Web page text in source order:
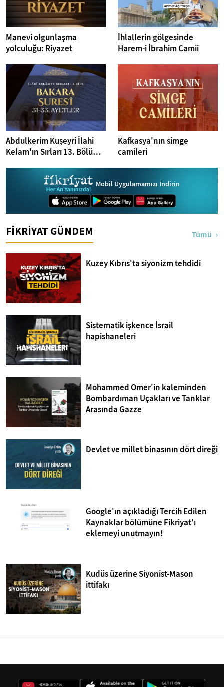
Manevi olgunlaşma
yolculuğu: Riyazet
İhlallerin gölgesinde
Harem-i İbrahim Camii
Abdulkerim Kuşeyri İlahi
Kelam'ın Sırları 13. Bölüm I
Ayetler Tefsiri
Kafkasya'nın simge
camileri
Mobil Uygulamamızı İndirin
FİKRİYAT GÜNDEM Tümü
Kuzey Kıbrıs'ta siyonizm tehdidi
Sistematik işkence İsrail
hapishaneleri
Mohammed Omer'in kaleminden
Bombardıman Uçakları ve Tanklar
Arasında Gazze
Devlet ve millet binasının dört direği
Google'ın açıkladığı Tercih Edilen
Kaynaklar bölümüne Fikriyat'ı
eklemeyi unutmayın!
Kudüs üzerine Siyonist-Mason
ittifakı